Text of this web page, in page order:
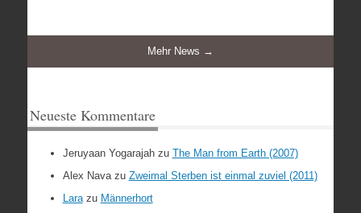
Mehr News →
Neueste Kommentare
Jeruyaan Yogarajahzu The Man from Earth (2007)
Alex Navazu Zweimal Sterben ist einmal zuviel (2011)
Larazu Männerhort